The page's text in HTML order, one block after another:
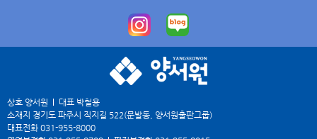
상호 양서원
대표 박철용
소재지 경기도 파주시 직지길 522(문발동, 양서원출판그룹)
대표전화 031-955-8000